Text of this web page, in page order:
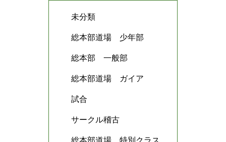
未分類
総本部道場 少年部
総本部 一般部
総本部道場 ガイア
試合
サークル稽古
総本部道場 特別クラス